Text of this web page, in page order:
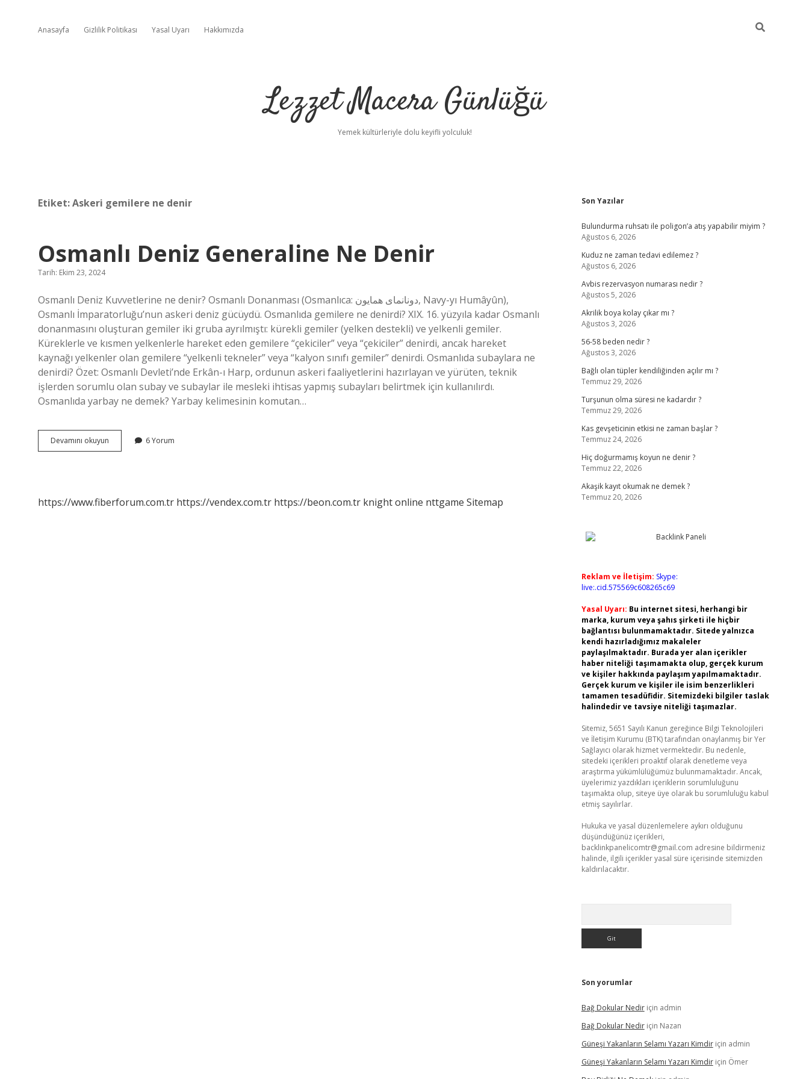
Anasayfa Gizlilik Politikası Yasal Uyarı Hakkımızda
Lezzet Macera Günlüğü
Yemek kültürleriyle dolu keyifli yolculuk!
Etiket:Askeri gemilere ne denir
Osmanlı Deniz Generaline Ne Denir
Tarih: Ekim 23, 2024
Osmanlı Deniz Kuvvetlerine ne denir? Osmanlı Donanması (Osmanlıca: دونانمای همایون, Navy-yı Humâyûn),
Osmanlı İmparatorluğu’nun askeri deniz gücüydü. Osmanlıda gemilere ne denirdi? XIX. 16. yüzyıla kadar Osmanlı
donanmasını oluşturan gemiler iki gruba ayrılmıştı: kürekli gemiler (yelken destekli) ve yelkenli gemiler.
Küreklerle ve kısmen yelkenlerle hareket eden gemilere “çekiciler” veya “çekiciler” denirdi, ancak hareket
kaynağı yelkenler olan gemilere “yelkenli tekneler” veya “kalyon sınıfı gemiler” denirdi. Osmanlıda subaylara ne
denirdi? Özet: Osmanlı Devleti’nde Erkân-ı Harp, ordunun askeri faaliyetlerini hazırlayan ve yürüten, teknik
işlerden sorumlu olan subay ve subaylar ile mesleki ihtisas yapmış subayları belirtmek için kullanılırdı.
Osmanlıda yarbay ne demek? Yarbay kelimesinin komutan…
Devamını okuyun Osmanlı
Deniz
6 Yorum
https://www.fiberforum.com.tr https://vendex.com.tr https://beon.com.tr knight online nttgame Sitemap
Sidebar
Son Yazılar
Bulundurma ruhsatı ile poligon’a atış yapabilir miyim ?
Ağustos 6, 2026
Kuduz ne zaman tedavi edilemez ?
Ağustos 6, 2026
Avbis rezervasyon numarası nedir ?
Ağustos 5, 2026
Akrilik boya kolay çıkar mı ?
Ağustos 3, 2026
56-58 beden nedir ?
Ağustos 3, 2026
Bağlı olan tüpler kendiliğinden açılır mı ?
Temmuz 29, 2026
Turşunun olma süresi ne kadardır ?
Temmuz 29, 2026
Kas gevşeticinin etkisi ne zaman başlar ?
Temmuz 24, 2026
Hiç doğurmamış koyun ne denir ?
Temmuz 22, 2026
Akaşik kayıt okumak ne demek ?
Temmuz 20, 2026
Reklam ve İletişim: Skype:
live:.cid.575569c608265c69
Yasal Uyarı: Bu internet sitesi, herhangi bir
marka, kurum veya şahıs şirketi ile hiçbir
bağlantısı bulunmamaktadır. Sitede yalnızca
kendi hazırladığımız makaleler
paylaşılmaktadır. Burada yer alan içerikler
haber niteliği taşımamakta olup, gerçek kurum
ve kişiler hakkında paylaşım yapılmamaktadır.
Gerçek kurum ve kişiler ile isim benzerlikleri
tamamen tesadüfidir. Sitemizdeki bilgiler taslak
halindedir ve tavsiye niteliği taşımazlar.
Sitemiz, 5651 Sayılı Kanun gereğince Bilgi Teknolojileri
ve İletişim Kurumu (BTK) tarafından onaylanmış bir Yer
Sağlayıcı olarak hizmet vermektedir. Bu nedenle,
sitedeki içerikleri proaktif olarak denetleme veya
araştırma yükümlülüğümüz bulunmamaktadır. Ancak,
üyelerimiz yazdıkları içeriklerin sorumluluğunu
taşımakta olup, siteye üye olarak bu sorumluluğu kabul
etmiş sayılırlar.
Hukuka ve yasal düzenlemelere aykırı olduğunu
düşündüğünüz içerikleri,
backlinkpanelicomtr@gmail.com adresine bildirmeniz
halinde, ilgili içerikler yasal süre içerisinde sitemizden
kaldırılacaktır.
Son yorumlar
Bağ Dokular Nediriçin admin
Bağ Dokular Nediriçin Nazan
Güneşi Yakanların Selamı Yazarı Kimdiriçin admin
Güneşi Yakanların Selamı Yazarı Kimdiriçin Ömer